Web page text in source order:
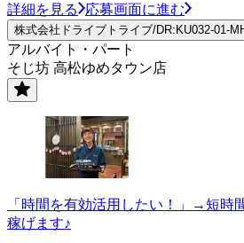
詳細を見る 応募画面に進む
株式会社ドライブトライブ/DR:KU032-01-
アルバイト・パート
そじ坊 高松ゆめタウン店
「時間を有効活用したい！」→短時
稼げます♪